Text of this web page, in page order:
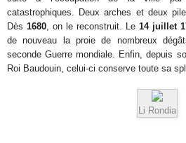
catastrophiques. Deux arches et deux
Dès 1680 , on le reconstruit. Le 14 juillet
de nouveau la proie de nombreux
seconde Guerre mondiale. Enfin, depuis
Roi Baudouin, celui-ci conserve toute sa
Li Rondia